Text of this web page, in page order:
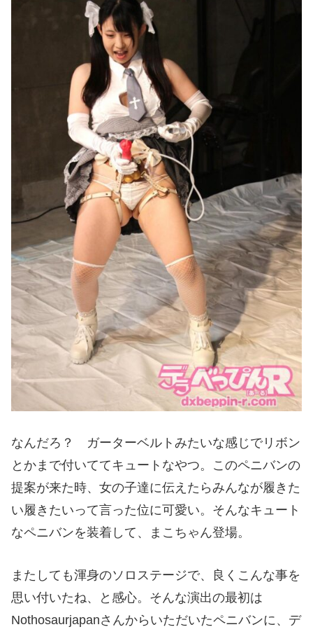
なんだろ？ ガーターベルトみたいな感じでリボン
とかまで付いててキュートなやつ。このペニバンの
提案が来た時、女の子達に伝えたらみんなが履きた
い履きたいって言った位に可愛い。そんなキュート
なペニバンを装着して、まこちゃん登場。
またしても渾身のソロステージで、良くこんな事を
思い付いたね、と感心。そんな演出の最初は
Nothosaurjapanさんからいただいたペニバンに、デ